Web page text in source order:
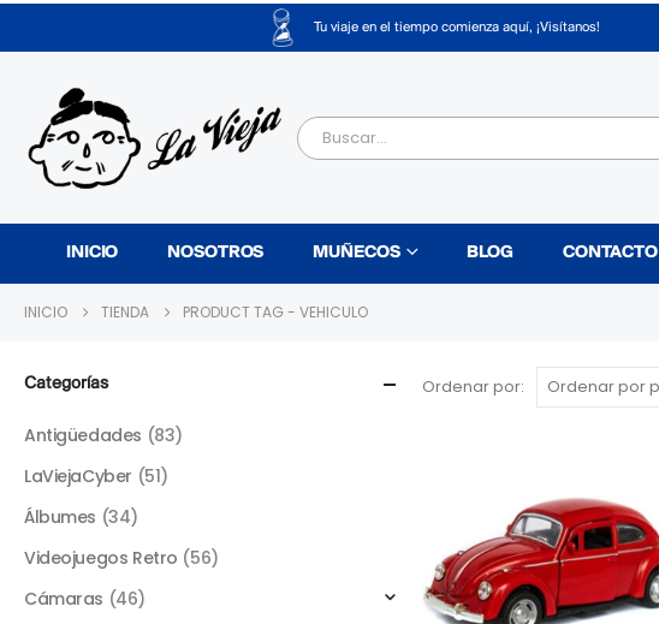
Tu viaje en el tiempo comienza aquí, ¡Visítanos!
INICIO NOSOTROS MUÑECOS BLOG CONTACTO
INICIO TIENDA PRODUCT TAG - VEHICULO
Ordenar por:
Categorías
Antigüedades (83)
LaViejaCyber (51)
Álbumes (34)
Videojuegos Retro (56)
Cámaras (46)